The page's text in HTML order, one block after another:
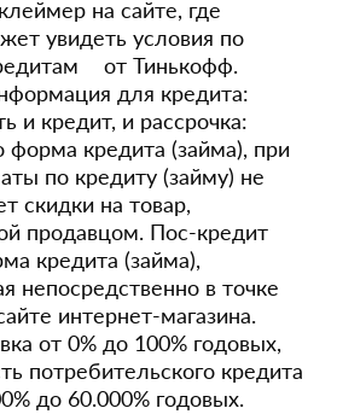
на сайте, где
увидеть условия по
от Тинькофф.
для кредита:
и кредит, и рассрочка:
форма кредита (займа), при
по кредиту (займу) не
скидки на товар,
продавцом. Пос-кредит
кредита (займа),
непосредственно в точке
интернет-магазина.
от 0% до 100% годовых,
потребительского кредита
до 60.000% годовых.